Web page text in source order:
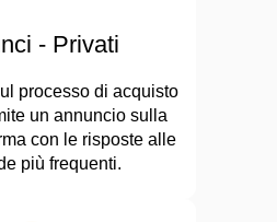
- Privati
processo di acquisto
un annuncio sulla
con le risposte alle
più frequenti.